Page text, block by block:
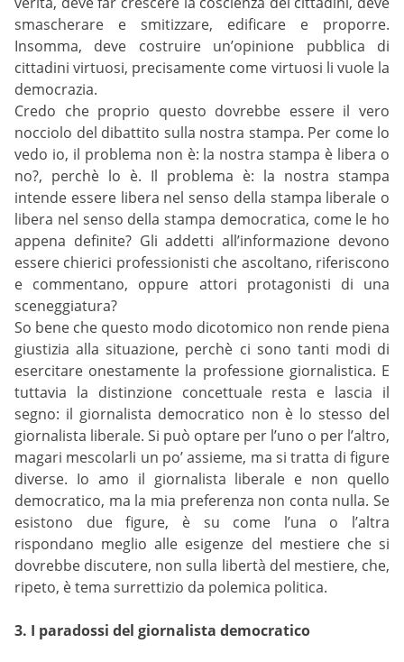
smascherare e smitizzare, edificare e proporre.
Insomma, deve costruire un’opinione pubblica di
cittadini virtuosi, precisamente come virtuosi li vuole la
democrazia.
Credo che proprio questo dovrebbe essere il vero
nocciolo del dibattito sulla nostra stampa. Per come lo
vedo io, il problema non è: la nostra stampa è libera o
no?, perchè lo è. Il problema è: la nostra stampa
intende essere libera nel senso della stampa liberale o
libera nel senso della stampa democratica, come le ho
appena definite? Gli addetti all’informazione devono
essere chierici professionisti che ascoltano, riferiscono
e commentano, oppure attori protagonisti di una
sceneggiatura?
So bene che questo modo dicotomico non rende piena
giustizia alla situazione, perchè ci sono tanti modi di
esercitare onestamente la professione giornalistica. E
tuttavia la distinzione concettuale resta e lascia il
segno: il giornalista democratico non è lo stesso del
giornalista liberale. Si può optare per l’uno o per l’altro,
magari mescolarli un po’ assieme, ma si tratta di figure
diverse. Io amo il giornalista liberale e non quello
democratico, ma la mia preferenza non conta nulla. Se
esistono due figure, è su come l’una o l’altra
rispondano meglio alle esigenze del mestiere che si
dovrebbe discutere, non sulla libertà del mestiere, che,
ripeto, è tema surrettizio da polemica politica.
3. I paradossi del giornalista democratico